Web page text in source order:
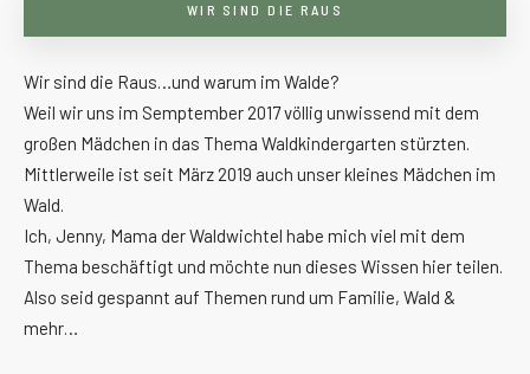
WIR SIND DIE RAUS
Wir sind die Raus…und warum im Walde?
Weil wir uns im Semptember 2017 völlig unwissend mit dem
großen Mädchen in das Thema Waldkindergarten stürzten.
Mittlerweile ist seit März 2019 auch unser kleines Mädchen im
Wald.
Ich, Jenny, Mama der Waldwichtel habe mich viel mit dem
Thema beschäftigt und möchte nun dieses Wissen hier teilen.
Also seid gespannt auf Themen rund um Familie, Wald &
mehr…